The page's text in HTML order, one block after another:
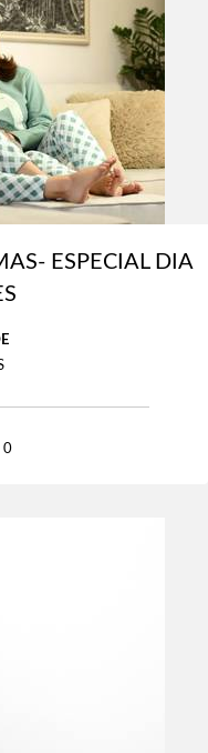
ESPECIAL DIA
0